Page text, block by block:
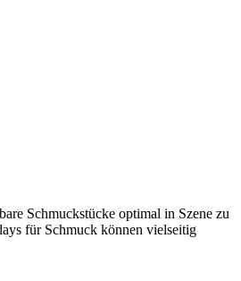
Schmuckstücke optimal in Szene zu
für Schmuck können vielseitig